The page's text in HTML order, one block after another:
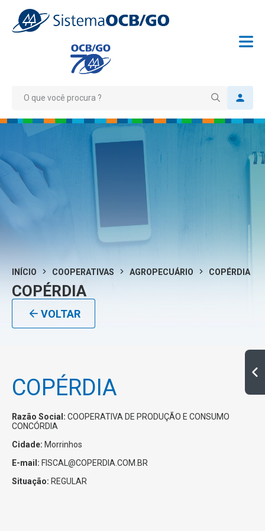
INÍCIO COOPERATIVAS AGROPECUÁRIO COPÉRDIA
COPÉRDIA
VOLTAR
COPÉRDIA
Razão Social: COOPERATIVA DE PRODUÇÃO E CONSUMO
CONCÓRDIA
Cidade: Morrinhos
E-mail: FISCAL@COPERDIA.COM.BR
Situação: REGULAR